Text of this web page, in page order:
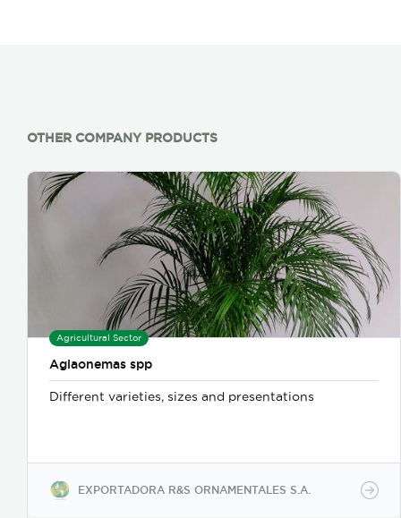
OTHER COMPANY PRODUCTS
Agricultural Sector
Aglaonemas spp
Different varieties, sizes and presentations
EXPORTADORA R&S ORNAMENTALES S.A.